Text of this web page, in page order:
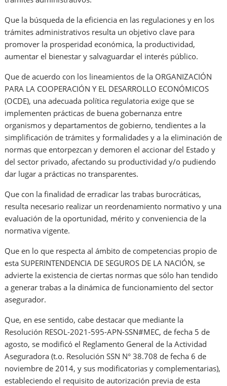
Que la búsqueda de la eficiencia en las regulaciones y en los
trámites administrativos resulta un objetivo clave para
promover la prosperidad económica, la productividad,
aumentar el bienestar y salvaguardar el interés público.
Que de acuerdo con los lineamientos de la ORGANIZACIÓN
PARA LA COOPERACIÓN Y EL DESARROLLO ECONÓMICOS
(OCDE), una adecuada política regulatoria exige que se
implementen prácticas de buena gobernanza entre
organismos y departamentos de gobierno, tendientes a la
simplificación de trámites y formalidades y a la eliminación de
normas que entorpezcan y demoren el accionar del Estado y
del sector privado, afectando su productividad y/o pudiendo
dar lugar a prácticas no transparentes.
Que con la finalidad de erradicar las trabas burocráticas,
resulta necesario realizar un reordenamiento normativo y una
evaluación de la oportunidad, mérito y conveniencia de la
normativa vigente.
Que en lo que respecta al ámbito de competencias propio de
esta SUPERINTENDENCIA DE SEGUROS DE LA NACIÓN, se
advierte la existencia de ciertas normas que sólo han tendido
a generar trabas a la dinámica de funcionamiento del sector
asegurador.
Que, en ese sentido, cabe destacar que mediante la
Resolución RESOL-2021-595-APN-SSN#MEC, de fecha 5 de
agosto, se modificó el Reglamento General de la Actividad
Aseguradora (t.o. Resolución SSN N° 38.708 de fecha 6 de
noviembre de 2014, y sus modificatorias y complementarias),
estableciendo el requisito de autorización previa de esta